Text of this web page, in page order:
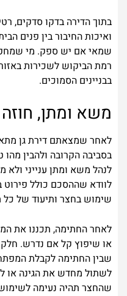
בתוך הדירה בדקו סדקים,
ואיכות החיבור בין פנים
שמאי אם יש ספק. מי
רמת הביקוש לשכירות
בבניינים הסמוכים.
משא ומתן,
לאחר שמצאתם דירת גן
בסביבה הקרובה ולהבין מהו
לנהל משא ומתן ענייני
לוודא שההסכם כולל פירוט
שימוש בחצר ותיעוד של כל
לאחר החתימה, תכננו את
או שיפוץ קל אם נדרש.
שבין החתימה לקבלת
לשתול מחדש את הגינה או
שהחצר תהיה נעימה